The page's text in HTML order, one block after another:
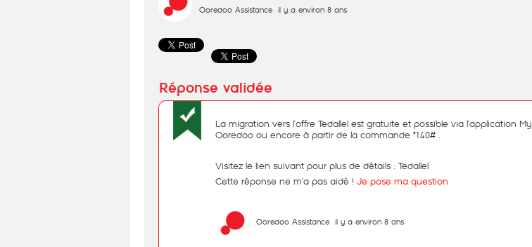
Ooredoo Assistance il y a environ 8 ans
La migration vers l’offre Tedallel est gratuite et possible via l’application My
Ooredoo ou encore à partir de la commande *140# .
Visitez le lien suivant pour plus de détails : Tedallel
Cette réponse ne m’a pas aidé ! Je pose ma question
Ooredoo Assistance il y a environ 8 ans